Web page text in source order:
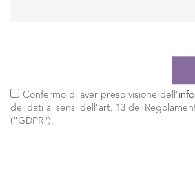
Confermo di aver preso visione dell'
dei dati ai sensi dell’art. 13 del
("GDPR").